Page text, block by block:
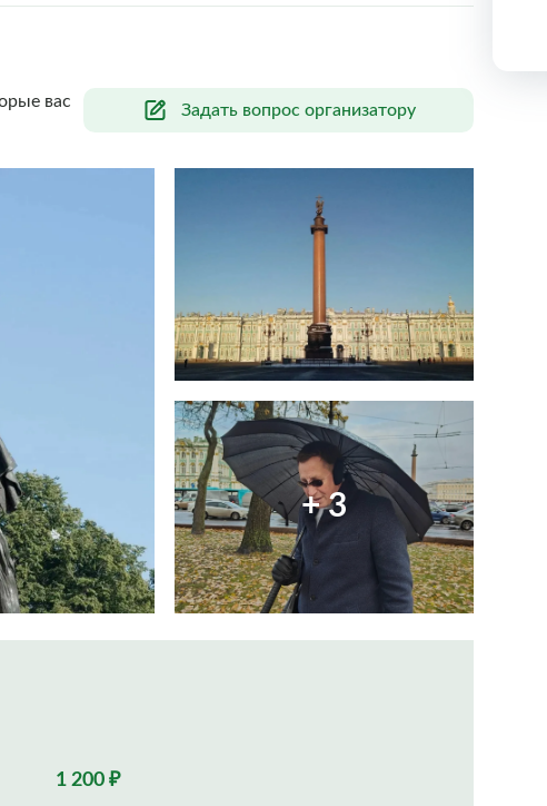
Задать вопрос организатору
вас
+ 3
1 200 ₽